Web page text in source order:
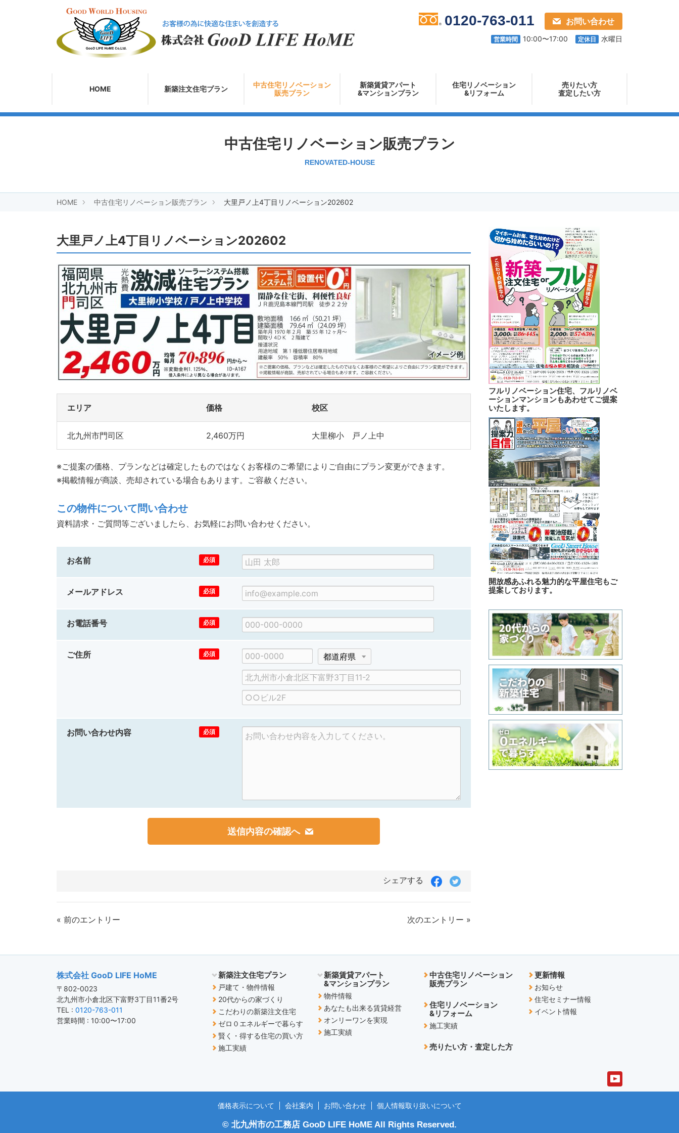
株式会社グッドライフホーム お問い合わせ
電
0120-763-011
営業時間 10:00〜17:00 定休日 水曜日
HOME 新築注文住宅プラン
中古住宅リノベーション
販売プラン
新築賃貸アパート
&マンションプラン
住宅リノベーション
&リフォーム
売りたい方
査定したい方
中古住宅リノベーション販売プラン
RENOVATED-HOUSE
HOME 中古住宅リノベーション販売プラン 大里戸ノ上4丁目リノベーション202602
大里戸ノ上4丁目リノベーション202602
エリア 価格 校区
北九州市門司区 2,460万円 大里柳小 戸ノ上中
※ご提案の価格、プランなどは確定したものではなくお客様のご希望によりご自由にプラン変更ができます。
※掲載情報が商談、売却されている場合もあります。ご容赦ください。
この物件について問い合わせ
資料請求・ご質問等ございましたら、お気軽にお問い合わせください。
お名前 必須
メールアドレス 必須
お電話番号 必須
ご住所 必須
郵
便
番
号
都
道
府
県
市
区
町
、
番
建
物
名
お問い合わせ内容
必須
シェアする
Facebook
ア
Twitter
ア
« 前のエントリー 次のエントリー »
フルリノベーション住宅、フルリノベ
ーションマンションもあわせてご提案
いたします。
開放感あふれる魅力的な平屋住宅もご
提案しております。
株式会社 GooD LIFE HoME
〒802-0023
北九州市小倉北区下富野3丁目11番2号
TEL : 0120-763-011
営業時間 : 10:00〜17:00
新築注文住宅プラン
戸建て・物件情報
20代からの家づくり
こだわりの新築注文住宅
ゼロ０エネルギーで暮らす
賢く・得する住宅の買い方
施工実績
新築賃貸アパート
&マンションプラン
物件情報
あなたも出来る賃貸経営
オンリーワンを実現
施工実績
中古住宅リノベーション
販売プラン
住宅リノベーション
&リフォーム
施工実績
売りたい方・査定した方
更新情報
お知らせ
住宅セミナー情報
イベント情報
YouTube
ア
価格表示について 会社案内 お問い合わせ 個人情報取り扱いについて
© 北九州市の工務店 GooD LIFE HoME All Rights Reserved.